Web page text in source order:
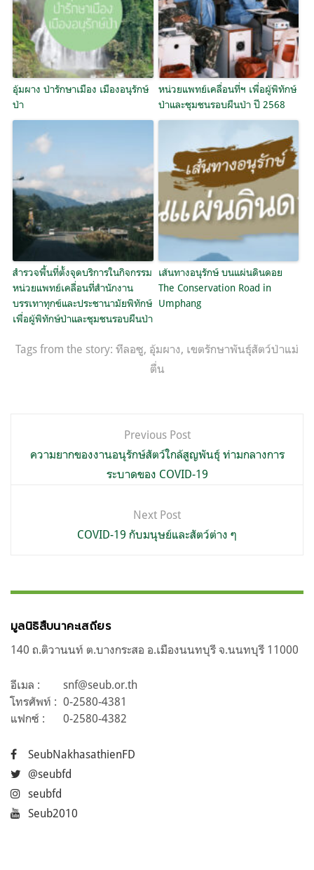
อุ้มผาง ป่ารักษาเมือง เมืองอนุรักษ์
ป่า
หน่วยแพทย์เคลื่อนที่ฯ เพื่อผู้พิทักษ์
ป่าและชุมชนรอบผืนป่า ปี 2568
สำรวจพื้นที่ตั้งจุดบริการในกิจกรรม
หน่วยแพทย์เคลื่อนที่สำนักงาน
บรรเทาทุกข์และประชานามัยพิทักษ์
เพื่อผู้พิทักษ์ป่าและชุมชนรอบผืนป่า
เส้นทางอนุรักษ์ บนแผ่นดินดอย
The Conservation Road in
Umphang
Tags from the story: ทีลอซู, อุ้มผาง, เขตรักษาพันธุ์สัตว์ป่าแม่
ตื่น
เรื่อง
Previous Post
ความยากของงานอนุรักษ์สัตว์ใกล้สูญพันธุ์ ท่ามกลางการ
ระบาดของ COVID-19
Next Post
COVID-19 กับมนุษย์และสัตว์ต่าง ๆ
มูลนิธิสืบนาคะเสถียร
140 ถ.ติวานนท์ ต.บางกระสอ อ.เมืองนนทบุรี จ.นนทบุรี 11000
อีเมล :
snf@seub.or.th
โทรศัพท์ : 0-2580-4381
แฟกซ์ :
0-2580-4382
SeubNakhasathienFD
@seubfd
seubfd
Seub2010